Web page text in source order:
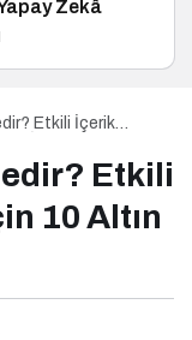
Zekâ
Etkili İçerik
Etkili
10 Altın